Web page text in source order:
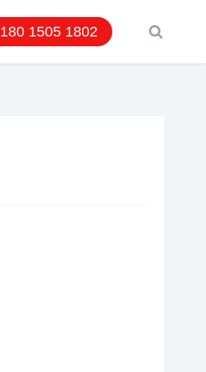
180 1505 1802